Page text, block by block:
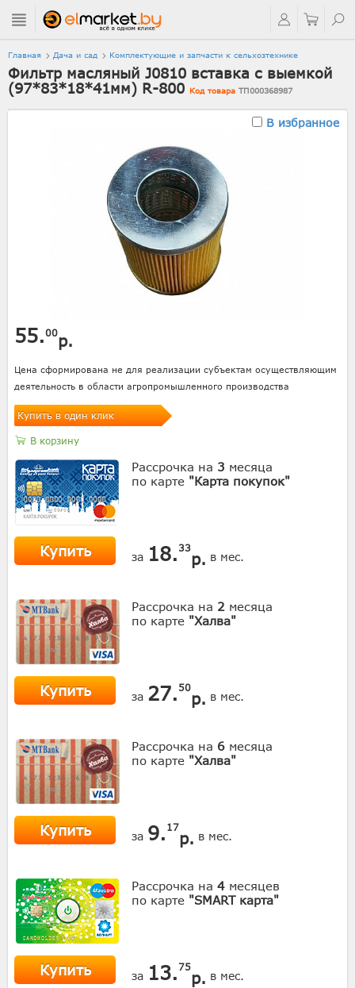
Главная Дача и сад Комплектующие и запчасти к сельхозтехнике
Фильтр масляный J0810 вставка с выемкой
(97*83*18*41мм) R-800 Код товара ТП000368987
В избранное
55.00р.
Цена сформирована не для реализации субъектам осуществляющим
деятельность в области агропромышленного производства
Купить в один клик
В корзину
Рассрочка на 3 месяца
по карте "Карта покупок"
Купить за 18. 33
р. в мес.
Рассрочка на 2 месяца
по карте "Халва"
Купить за 27. 50
р. в мес.
Рассрочка на 6 месяца
по карте "Халва"
Купить за 9. 17
р. в мес.
Рассрочка на 4 месяцев
по карте "SMART карта"
Купить за 13. 75
р. в мес.